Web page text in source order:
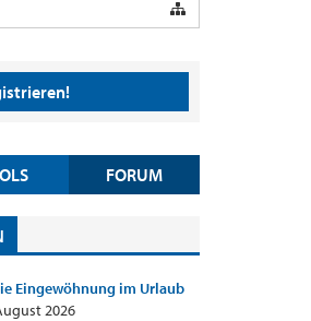
FORUM
Eingewöhnung im Urlaub
2026